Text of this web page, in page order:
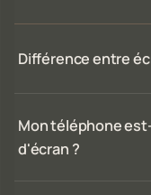
Différence entre
Mon téléphone
d'écran ?